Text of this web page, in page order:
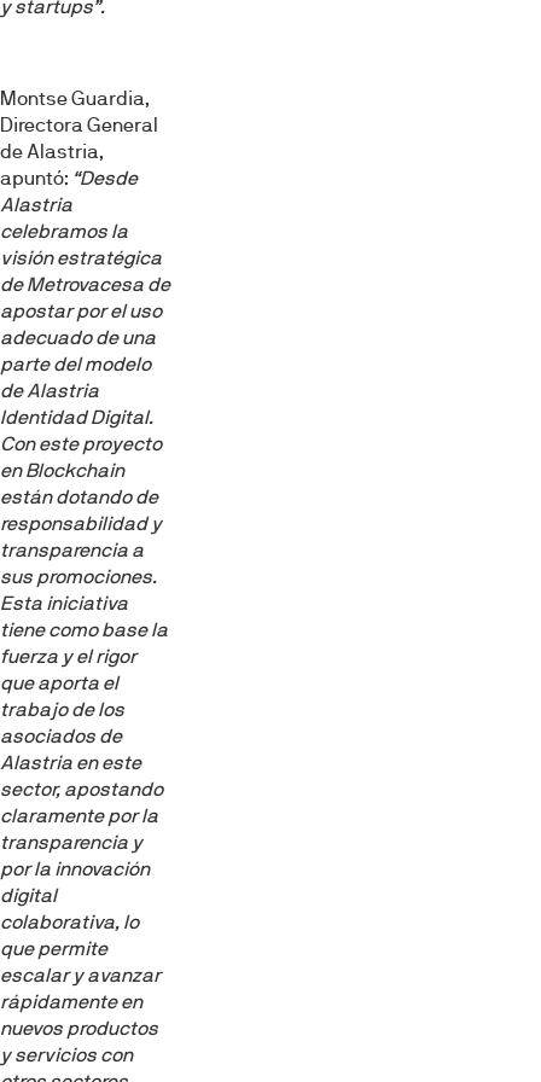
y startups”.
Montse Guardia,
Directora General
de Alastria,
apuntó: “Desde
Alastria
celebramos la
visión estratégica
de Metrovacesa de
apostar por el uso
adecuado de una
parte del modelo
de Alastria
Identidad Digital.
Con este proyecto
en Blockchain
están dotando de
responsabilidad y
transparencia a
sus promociones.
Esta iniciativa
tiene como base la
fuerza y el rigor
que aporta el
trabajo de los
asociados de
Alastria en este
sector, apostando
claramente por la
transparencia y
por la innovación
digital
colaborativa, lo
que permite
escalar y avanzar
rápidamente en
nuevos productos
y servicios con